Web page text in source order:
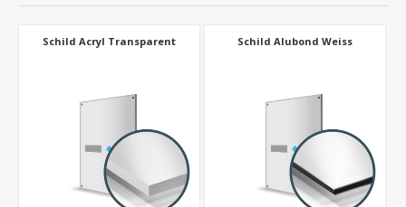
Schild Acryl Transparent Schild Alubond Weiss